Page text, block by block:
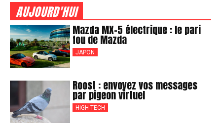
AUJOURD'HUI
Mazda MX-5 électrique : le pari
fou de Mazda
JAPON
Roost : envoyez vos messages
par pigeon virtuel
HIGH-TECH